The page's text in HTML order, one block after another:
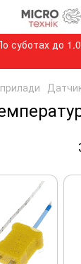
суботах до